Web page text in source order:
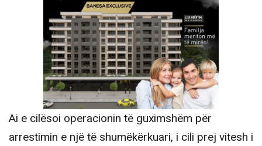
Ai e cilësoi operacionin të guximshëm për
arrestimin e një të shumëkërkuari, i cili prej vitesh i